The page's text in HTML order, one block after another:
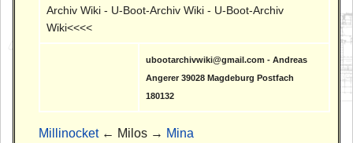
Archiv Wiki - U-Boot-Archiv Wiki - U-Boot-Archiv
Wiki<<<<
ubootarchivwiki@gmail.com - Andreas
Angerer 39028 Magdeburg Postfach
180132
Millinocket← Milos → Mina